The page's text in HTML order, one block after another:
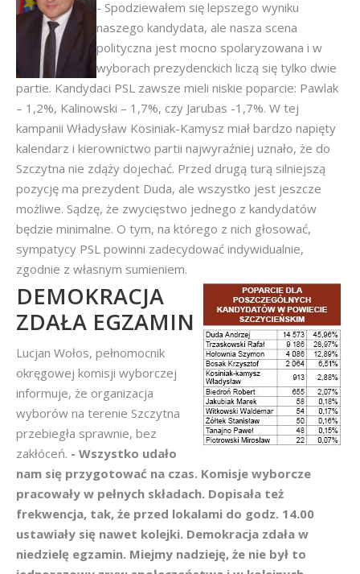
- Spodziewałem się lepszego wyniku
naszego kandydata, ale nasza scena
polityczna jest mocno spolaryzowana i w
wyborach prezydenckich liczą się tylko dwie
partie. Kandydaci PSL zawsze mieli niskie poparcie: Pawlak
– 1,2%, Kalinowski – 1,7%, czy Jarubas -1,7%. W tej
kampanii Władysław Kosiniak-Kamysz miał bardzo napięty
kalendarz i kierownictwo partii najwyraźniej uznało, że do
Szczytna nie zdąży dojechać. Przed drugą turą silniejszą
pozycję ma prezydent Duda, ale wszystko jest jeszcze
możliwe. Sądzę, że zwycięstwo jednego z kandydatów
będzie minimalne. O tym, na którego z nich głosować,
sympatycy PSL powinni zadecydować indywidualnie,
zgodnie z własnym sumieniem.
DEMOKRACJA
ZDAŁA EGZAMIN
Lucjan Wołos, pełnomocnik
okręgowej komisji wyborczej
informuje, że organizacja
wyborów na terenie Szczytna
przebiegła sprawnie, bez
zakłóceń. - Wszystko udało
nam się przygotować na czas. Komisje wyborcze
pracowały w pełnych składach. Dopisała też
frekwencja, tak, że przed lokalami do godz. 14.00
ustawiały się nawet kolejki. Demokracja zdała w
niedzielę egzamin. Miejmy nadzieję, że nie był to